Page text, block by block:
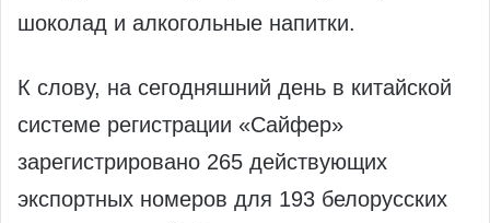
шоколад и алкогольные напитки.
К слову, на сегодняшний день в китайской
системе регистрации «Сайфер»
зарегистрировано 265 действующих
экспортных номеров для 193 белорусских